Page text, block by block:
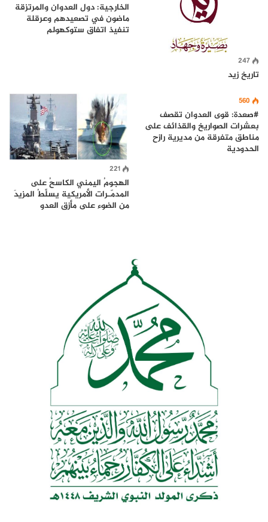
247
تاريخ زيد
الخارجية: دول العدوان والمرتزقة
ماضون في تصعيدهم وعرقلة
تنفيذ اتفاق ستوكهولم
560
#صعدة: قوى العدوان تقصف
بعشرات الصواريخ والقذائف على
مناطق متفرقة من مديرية رازح
الحدودية
221
الهجومُ اليمني الكاسحُ على
المدمّـرات الأمريكية يسلِّطُ المزيدَ
من الضوء على مأزق العدو